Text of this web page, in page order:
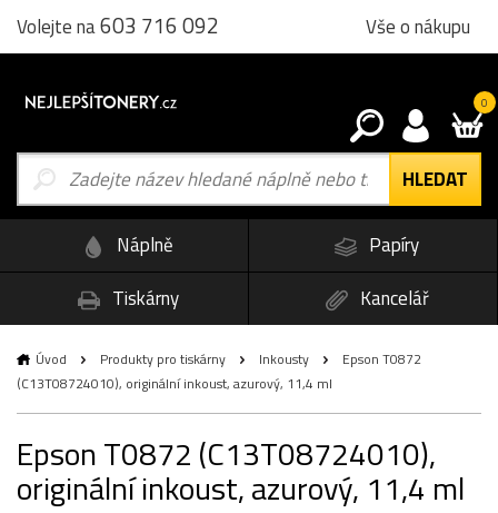
Volejte na603 716 092 Vše o nákupu
0
Náplně
Papíry
Tiskárny
Kancelář
Úvod Produkty pro tiskárny Inkousty
Epson T0872
(C13T08724010), originální inkoust, azurový, 11,4 ml
Epson T0872 (C13T08724010),
originální inkoust, azurový, 11,4 ml